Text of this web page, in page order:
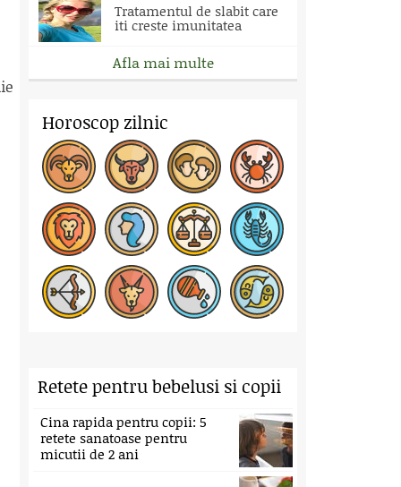
Tratamentul de slabit care
iti creste imunitatea
Afla mai multe
Horoscop zilnic
Retete pentru bebelusi si copii
Cina rapida pentru copii: 5
retete sanatoase pentru
micutii de 2 ani